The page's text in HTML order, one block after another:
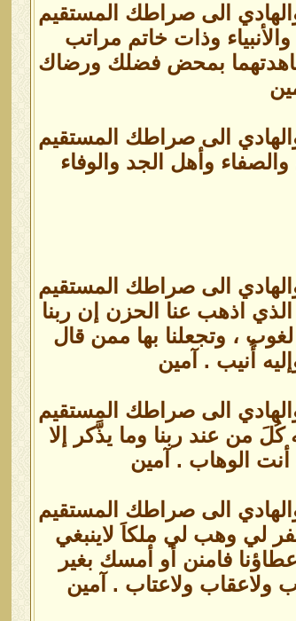
الى صراطك المستقيم
وذات خاتم مراتب
ومشاهدتهما بمحض فضلك ورضاك
الى صراطك المستقيم
وأهل الجد والوفاء
الى صراطك المستقيم
اذهب عنا الحزن إن ربنا
، وتجعلنا بها ممن قال
أُنيب . آمين
الى صراطك المستقيم
من عند ربنا وما يذَّكر إلا
أنت الوهاب . آمين
الى صراطك المستقيم
لي وهب لي ملكاَ لاينبغي
فامنن أو أمسك بغير
ولاعقاب ولاعتاب . آمين